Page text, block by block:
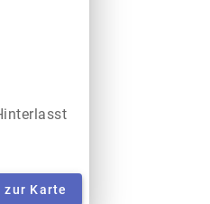
zur Karte